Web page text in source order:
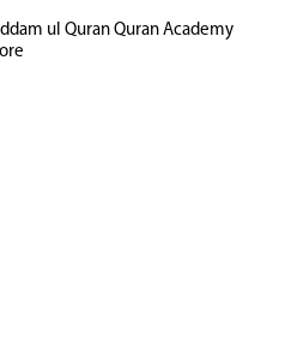
ul Quran Quran Academy